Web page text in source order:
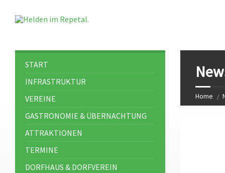
Home
START
INFRASTRUKTUR
VEREINE
GASTRONOMIE & ÜBERNACHTUNG
ATTRAKTIONEN
TERMINE
DORFHAUS & DORFVEREIN